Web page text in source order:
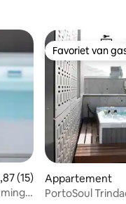
beoordeling
(15)
|
Favoriet van
Favoriet van
Appartement
PortoSoul